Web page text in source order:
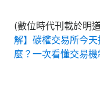
(數位時代刊載於明
解】碳權交易所今
麼？一次看懂交易機